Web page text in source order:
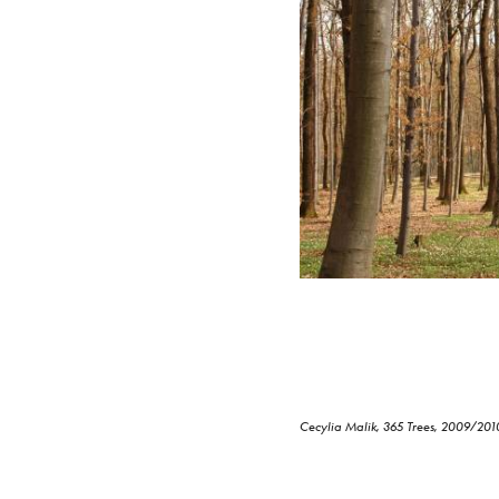
Cecylia Malik, 365 Trees, 2009/